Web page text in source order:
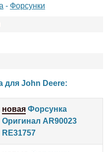
- Форсунки
для John Deere:
новая Форсунка
Оригинал AR90023
RE31757